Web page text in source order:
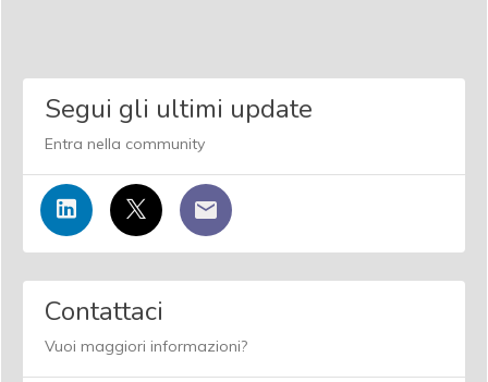
Segui gli ultimi update
Entra nella community
Contattaci
Vuoi maggiori informazioni?